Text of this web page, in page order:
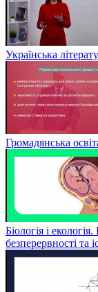
Українська
Громадянська
Біологія і
безперервності та